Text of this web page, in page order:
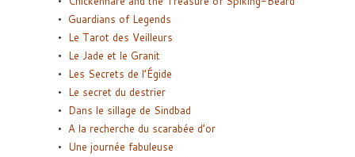
Guardians of Legends
Le Tarot des Veilleurs
Le Jade et le Granit
Les Secrets de l’Égide
Le secret du destrier
Dans le sillage de Sindbad
A la recherche du scarabée d’or
Une journée fabuleuse